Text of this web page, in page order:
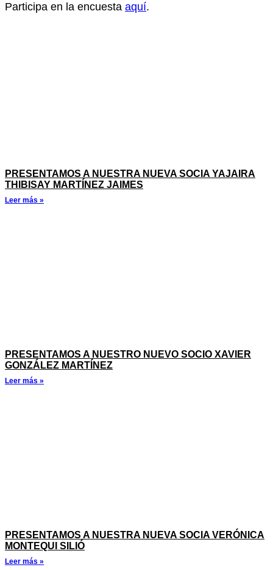
Participa en la encuesta aquí.
PRESENTAMOS A NUESTRA NUEVA SOCIA YAJAIRA
THIBISAY MARTÍNEZ JAIMES
Leer más »
PRESENTAMOS A NUESTRO NUEVO SOCIO XAVIER
GONZÁLEZ MARTÍNEZ
Leer más »
PRESENTAMOS A NUESTRA NUEVA SOCIA VERÓNICA
MONTEQUI SILIÓ
Leer más »